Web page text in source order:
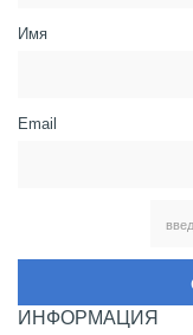
Имя
Email
ИНФОРМАЦИЯ